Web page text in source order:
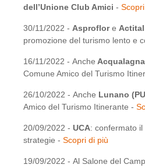
dell’Unione Club Amici -
30/11/2022 - Asproflore
promozione del turismo lento e
16/11/2022 - Anche
Comune Amico del Turismo
26/10/2022 - Anche Lunano
Amico del Turismo Itinerante -
20/09/2022 - UCA: confermato
strategie - Scopri di più
19/09/2022 - Al Salone del